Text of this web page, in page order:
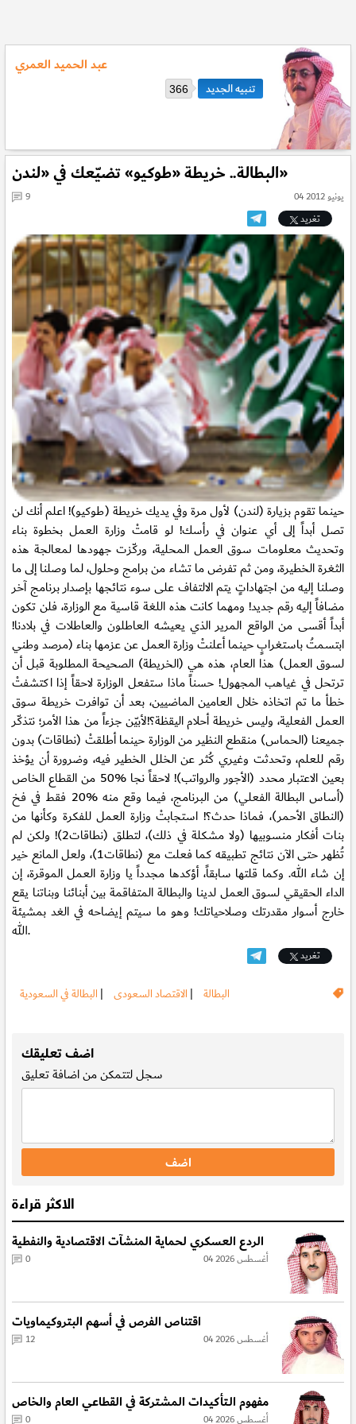
عبد الحميد العمري
366
البطالة.. خريطة «طوكيو» تضيّعك في «لندن»
04 يونيو 2012
9
تغريد
حينما تقوم بزيارة (لندن) لأول مرة وفي يديك خريطة (طوكيو)! اعلم أنك لن
تصل أبداً إلى أي عنوان في رأسك! لو قامتْ وزارة العمل بخطوة بناء
وتحديث معلومات سوق العمل المحلية، وركّزت جهودها لمعالجة هذه
الثغرة الخطيرة، ومن ثم تفرض ما تشاء من برامج وحلول، لما وصلنا إلى ما
وصلنا إليه من اجتهاداتٍ يتم الالتفاف على سوء نتائجها بإصدار برنامج آخر
مضافاً إليه رقم جديد! ومهما كانت هذه اللغة قاسية مع الوزارة، فلن تكون
أبداً أقسى من الواقع المرير الذي يعيشه العاطلون والعاطلات في بلادنا!
ابتسمتُ باستغرابٍ حينما أعلنتْ وزارة العمل عن عزمها بناء (مرصد وطني
لسوق العمل) هذا العام، هذه هي (الخريطة) الصحيحة المطلوبة قبل أن
ترتحل في غياهب المجهول! حسناً ماذا ستفعل الوزارة لاحقاً إذا اكتشفتْ
خطأ ما تم اتخاذه خلال العامين الماضيين، بعد أن توافرت خريطة سوق
العمل الفعلية، وليس خريطة أحلام اليقظة؟!لأبيّن جزءاً من هذا الأمر؛ نتذكّر
جميعنا (الحماس) منقطع النظير من الوزارة حينما أطلقتْ (نطاقات) بدون
رقم للعلم، وتحدثت وغيري كُثر عن الخلل الخطير فيه، وضرورة أن يؤخذ
بعين الاعتبار محدد (الأجور والرواتب)! لاحقاً نجا %50 من القطاع الخاص
(أساس البطالة الفعلي) من البرنامج، فيما وقع منه %20 فقط في فخ
(النطاق الأحمر)، فماذا حدث؟! استجابتْ وزارة العمل للفكرة وكأنها من
بنات أفكار منسوبيها (ولا مشكلة في ذلك)، لتطلق (نطاقات2)! ولكن لم
تُظهر حتى الآن نتائج تطبيقه كما فعلت مع (نطاقات1)، ولعل المانع خير
إن شاء الله. وكما قلتها سابقاً، أؤكدها مجدداً يا وزارة العمل الموقرة، إن
الداء الحقيقي لسوق العمل لدينا والبطالة المتفاقمة بين أبنائنا وبناتنا يقع
خارج أسوار مقدرتك وصلاحياتك! وهو ما سيتم إيضاحه في الغد بمشيئة
الله.
تغريد
البطالة | الاقتصاد السعودى | البطالة في السعودية
اضف تعليقك
سجللتتمكن من اضافة تعليق
الاكثر قراءة
الردع العسكري لحماية المنشآت الاقتصادية والنفطية
04 أغسطس 2026 0
اقتناص الفرص في أسهم البتروكيماويات
04 أغسطس 2026 12
مفهوم الـتأكيدات المشتركة في القطاعي العام والخاص
04 أغسطس 2026 0